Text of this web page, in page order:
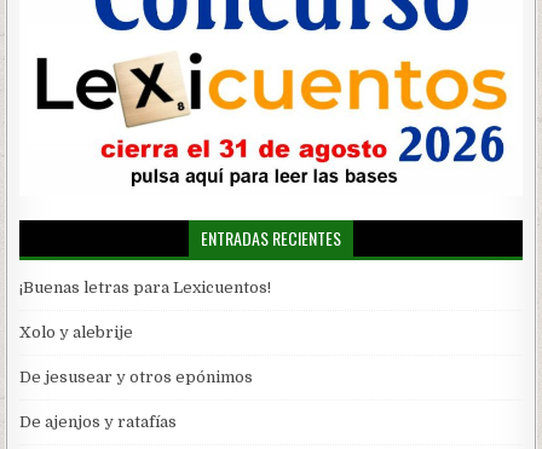
ENTRADAS RECIENTES
¡Buenas letras para Lexicuentos!
Xolo y alebrije
De jesusear y otros epónimos
De ajenjos y ratafías